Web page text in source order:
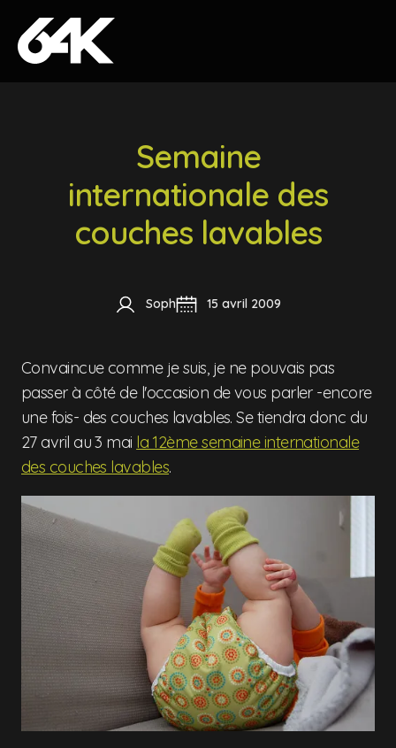
Skip to content
Semaine
internationale des
couches lavables
Soph 15 avril 2009
Convaincue comme je suis, je ne pouvais pas
passer à côté de l'occasion de vous parler -encore
une fois- des couches lavables. Se tiendra donc du
27 avril au 3 mai la 12ème semaine internationale
des couches lavables.